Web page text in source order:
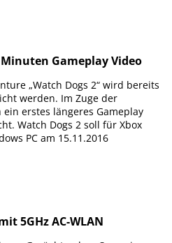
Minuten Gameplay Video
„Watch Dogs 2“ wird bereits
werden. Im Zuge der
erstes längeres Gameplay
Watch Dogs 2 soll für Xbox
PC am 15.11.2016
5GHz AC-WLAN